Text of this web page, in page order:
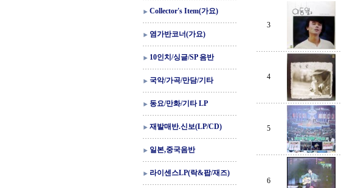
Collector's Item(가요)
염가반코너(가요)
10인치/싱글/SP 음반
국악/가곡/만담/기타
동요/만화/기타 LP
재발매반.신보(LP/CD)
일본,중국음반
라이센스LP(락&팝/재즈)
3
4
5
6